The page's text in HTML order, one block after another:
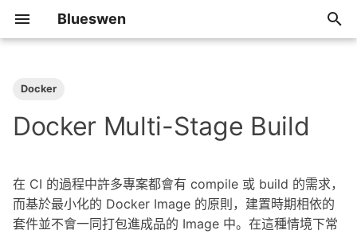
Blueswen
e
o
s
2024
2023
Share
Tip
Docker
Docker Multi-Stage Build
在 CI 的過程中許多專案都會有 compile 或 build 的需求，
而基於最小化的 Docker Image 的原則，建置時期相依的
套件並不會一同打包進成品的 Image 中。在這種情境下常